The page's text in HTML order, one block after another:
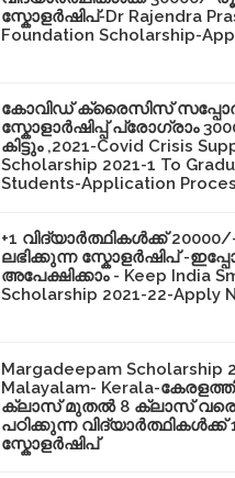
സ്കോളർഷിപ്-Dr Rajendra
Foundation Scholarship-
കോവിഡ് ക്രൈസിസ്
സ്കോളാർഷിപ്പ് പ്രോഗ്രാം
കിട്ടും ,2021-Covid Crisis
Scholarship 2021-1 To
Students-Application
+1 വിദ്യാർത്ഥികൾക്ക്
ലഭിക്കുന്ന സ്കോളർഷിപ് -
അപേക്ഷിക്കാം - Keep India
Scholarship 2021-22-Apply
Margadeepam Scholarship
Malayalam- Kerala-
ക്ലാസ് മുതൽ 8 ക്ലാസ് വരെ
പഠിക്കുന്ന വിദ്യാർത്ഥികൾക്ക്
സ്കോളർഷിപ്